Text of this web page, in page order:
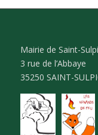
Mairie de Saint-
3 rue de l’Abbaye
35250 SAINT-